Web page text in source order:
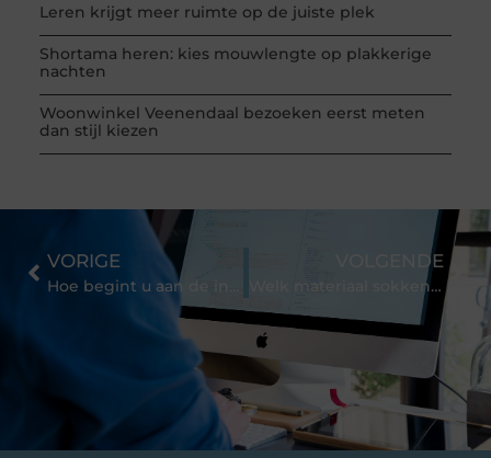
Leren krijgt meer ruimte op de juiste plek
Shortama heren: kies mouwlengte op plakkerige
nachten
Woonwinkel Veenendaal bezoeken eerst meten
dan stijl kiezen
VORIGE
Hoe begint u aan de inrichting van een kantoor?
VOLGENDE
Welk materiaal sokken moet je dragen? Zie hier!